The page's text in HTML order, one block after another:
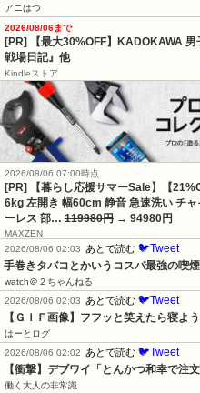
アニはつ
2026/08/06まで
[PR] 【最大30%OFF】KADOKAWA
戦場日記』他
Kindleストア
2026/08/06 07:00時点
[PR] 【暮らし応援サマーSale】【
6kg 左開き 幅60cm 静音 急速洗い チ
ーレス 部… 119980円 → 94980円
MAXZEN
2026/08/06 02:03 あとで読む 🐦Tweet
手巻きタバコとかいうコスパ最強の喫
watch＠２ちゃんねる
2026/08/06 02:03 あとで読む 🐦Tweet
【ＧＩＦ画像】フフッと笑えたら寝よ
はーとログ
2026/08/06 02:02 あとで読む 🐦Tweet
【衝撃】デブワイ「とんかつ和幸で注
働く大人の非常識